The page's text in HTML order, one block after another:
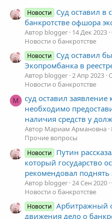
Новости
Суд оставил в
банкротстве офшора
Автор blogger 14 Дек 2023
Новости о банкротстве
Новости
Суд оставил
Экопромбанка в
Автор blogger 2 Апр 2023
Новости о банкротстве
М
суд оставил
необходимо
наличия средств у
Автор Мариам Армановна
Прочие вопросы
Новости
Путин
который государство
рекомендовал
Автор blogger 24 Сен 2020
Новости о банкротстве
Новости
Арбитражный
движения дело о